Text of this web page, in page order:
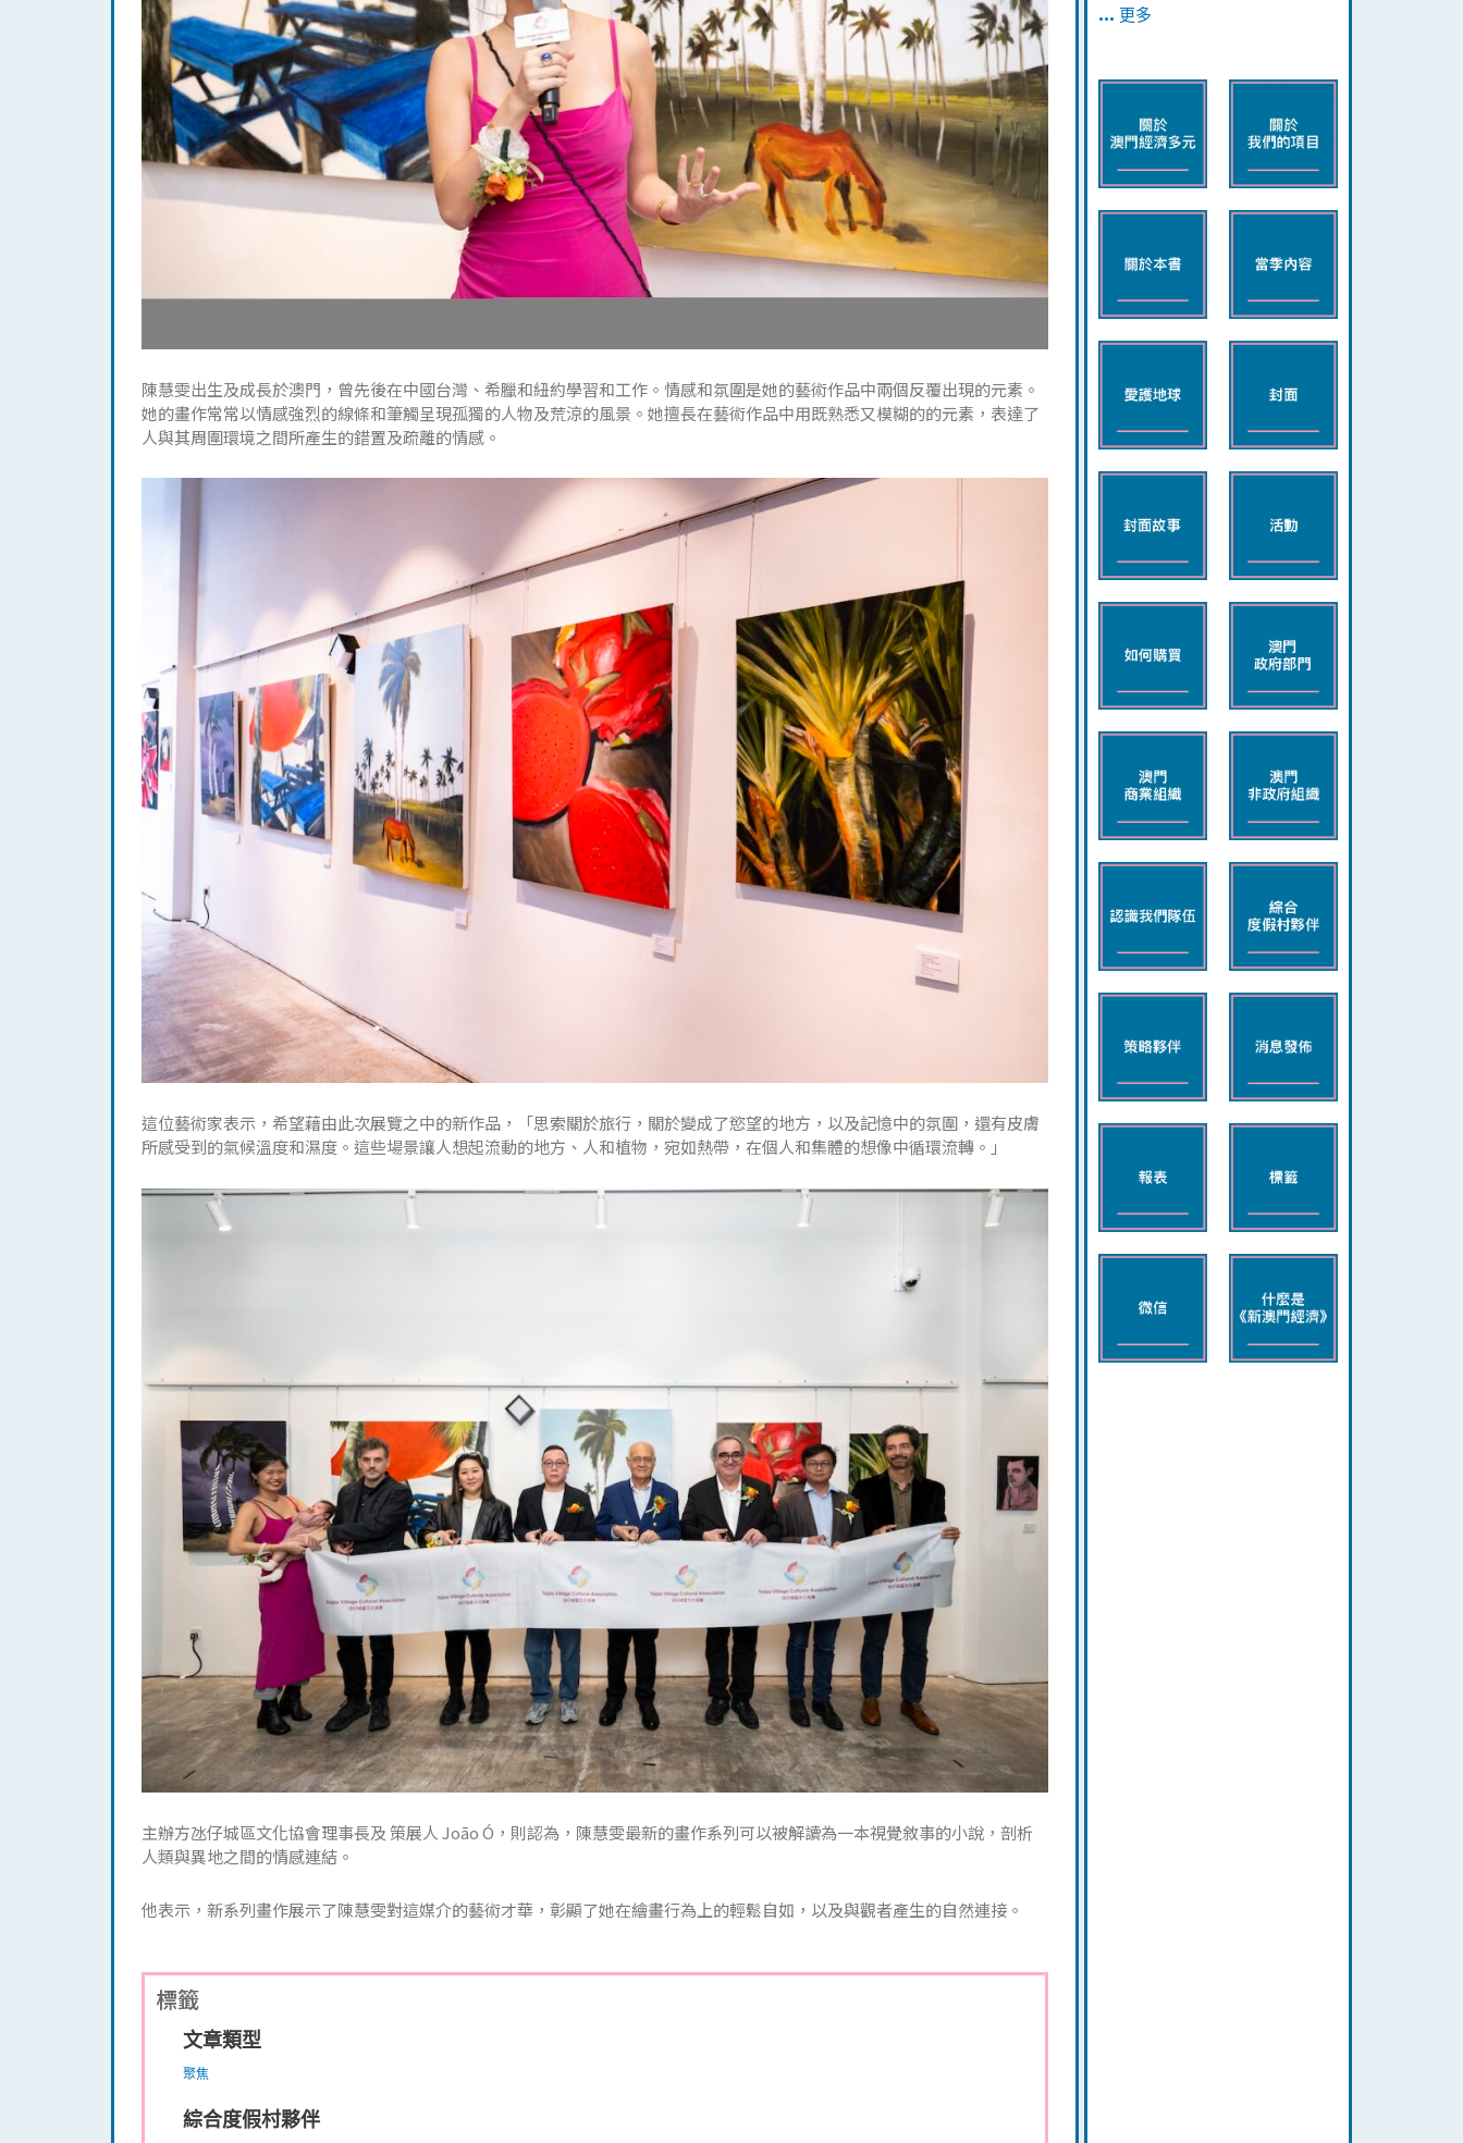
陳慧雯出生及成長於澳門，曾先後在中國台灣、希臘和紐約學習和工作。情感和氛圍是她的藝術作品中兩個反覆出現的元素。
她的畫作常常以情感強烈的線條和筆觸呈現孤獨的人物及荒涼的風景。她擅長在藝術作品中用既熟悉又模糊的的元素，表達了
人與其周圍環境之間所產生的錯置及疏離的情感。
這位藝術家表示，希望藉由此次展覽之中的新作品，「思索關於旅行，關於變成了慾望的地方，以及記憶中的氛圍，還有皮膚
所感受到的氣候溫度和濕度。這些場景讓人想起流動的地方、人和植物，宛如熱帶，在個人和集體的想像中循環流轉。」
主辦方氹仔城區文化協會理事長及 策展人 João Ó，則認為，陳慧雯最新的畫作系列可以被解讀為一本視覺敘事的小說，剖析
人類與異地之間的情感連結。
他表示，新系列畫作展示了陳慧雯對這媒介的藝術才華，彰顯了她在繪畫行為上的輕鬆自如，以及與觀者產生的自然連接。
標籤
文章類型
聚焦
綜合度假村夥伴
… 更多